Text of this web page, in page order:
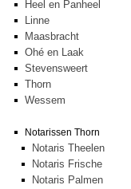
Heel en Panheel
Linne
Maasbracht
Ohé en Laak
Stevensweert
Thorn
Wessem
Notarissen Thorn
Notaris Theelen
Notaris Frische
Notaris Palmen